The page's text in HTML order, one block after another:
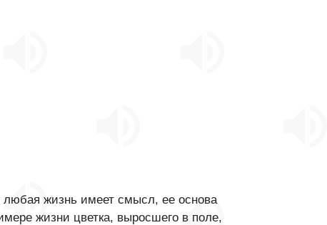
любая жизнь имеет смысл, ее основа
жизни цветка, выросшего в поле,